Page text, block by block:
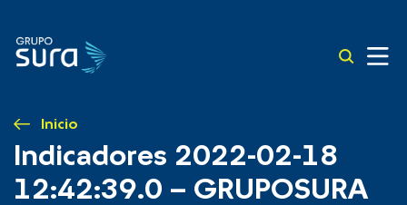
Inicio
Indicadores 2022-02-18
12:42:39.0 – GRUPOSURA